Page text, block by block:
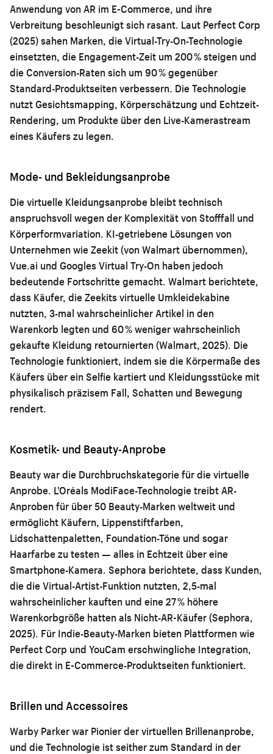
Anwendung von AR im E-Commerce, und ihre
Verbreitung beschleunigt sich rasant. Laut Perfect Corp
(2025) sahen Marken, die Virtual-Try-On-Technologie
einsetzten, die Engagement-Zeit um 200 % steigen und
die Conversion-Raten sich um 90 % gegenüber
Standard-Produktseiten verbessern. Die Technologie
nutzt Gesichtsmapping, Körperschätzung und Echtzeit-
Rendering, um Produkte über den Live-Kamerastream
eines Käufers zu legen.
Mode- und Bekleidungsanprobe
Die virtuelle Kleidungsanprobe bleibt technisch
anspruchsvoll wegen der Komplexität von Stofffall und
Körperformvariation. KI-getriebene Lösungen von
Unternehmen wie Zeekit (von Walmart übernommen),
Vue.ai und Googles Virtual Try-On haben jedoch
bedeutende Fortschritte gemacht. Walmart berichtete,
dass Käufer, die Zeekits virtuelle Umkleidekabine
nutzten, 3-mal wahrscheinlicher Artikel in den
Warenkorb legten und 60 % weniger wahrscheinlich
gekaufte Kleidung retournierten (Walmart, 2025). Die
Technologie funktioniert, indem sie die Körpermaße des
Käufers über ein Selfie kartiert und Kleidungsstücke mit
physikalisch präzisem Fall, Schatten und Bewegung
rendert.
Kosmetik- und Beauty-Anprobe
Beauty war die Durchbruchskategorie für die virtuelle
Anprobe. L’Oréals ModiFace-Technologie treibt AR-
Anproben für über 50 Beauty-Marken weltweit und
ermöglicht Käufern, Lippenstiftfarben,
Lidschattenpaletten, Foundation-Töne und sogar
Haarfarbe zu testen — alles in Echtzeit über eine
Smartphone-Kamera. Sephora berichtete, dass Kunden,
die die Virtual-Artist-Funktion nutzten, 2,5-mal
wahrscheinlicher kauften und eine 27 % höhere
Warenkorbgröße hatten als Nicht-AR-Käufer (Sephora,
2025). Für Indie-Beauty-Marken bieten Plattformen wie
Perfect Corp und YouCam erschwingliche Integration,
die direkt in E-Commerce-Produktseiten funktioniert.
Brillen und Accessoires
Warby Parker war Pionier der virtuellen Brillenanprobe,
und die Technologie ist seither zum Standard in der